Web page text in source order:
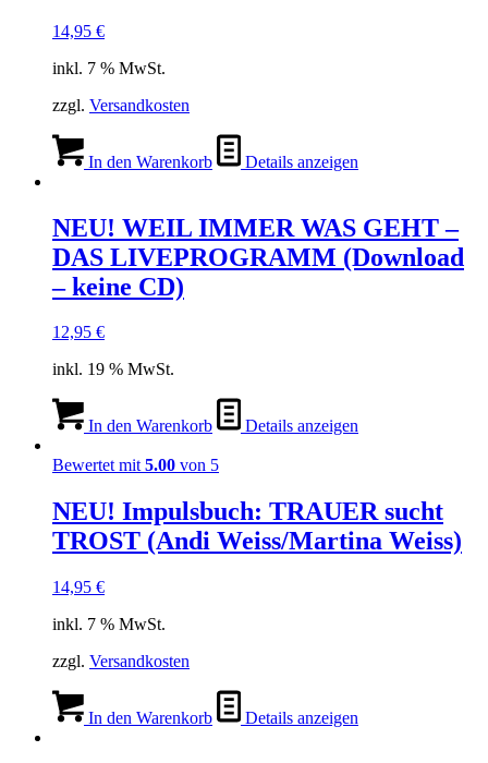
14,95 €
inkl. 7 % MwSt.
zzgl. Versandkosten
In den Warenkorb Details anzeigen
NEU! WEIL IMMER WAS GEHT –
DAS LIVEPROGRAMM (Download
– keine CD)
12,95 €
inkl. 19 % MwSt.
In den Warenkorb Details anzeigen
Bewertet mit5.00 von 5
NEU! Impulsbuch: TRAUER sucht
TROST (Andi Weiss/Martina Weiss)
14,95 €
inkl. 7 % MwSt.
zzgl. Versandkosten
In den Warenkorb Details anzeigen